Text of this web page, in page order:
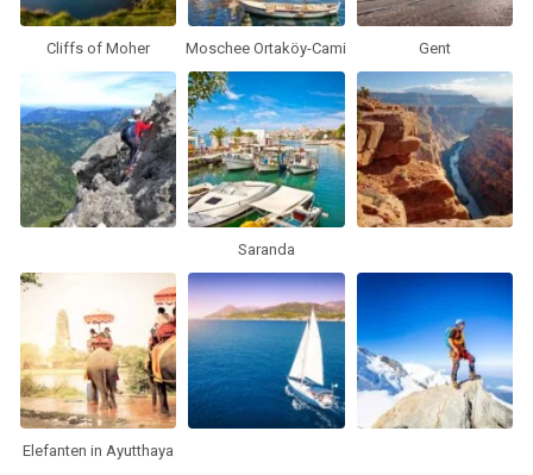
Cliffs of Moher Moschee Ortaköy-Cami Gent
Saranda
Elefanten in Ayutthaya